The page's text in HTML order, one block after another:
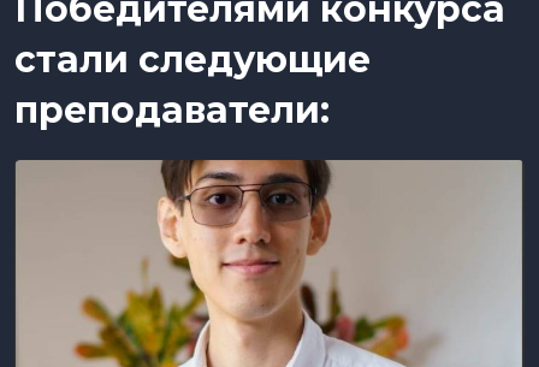
Победителями конкурса
стали следующие
преподаватели: